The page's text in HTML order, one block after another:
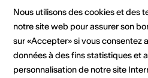
Cliquez sur une date pour
calendrier.
Nous utilisons des cookies et des
notre site web pour assurer son
sur «Accepter» si vous consentez
données à des fins statistiques et
personnalisation de notre site